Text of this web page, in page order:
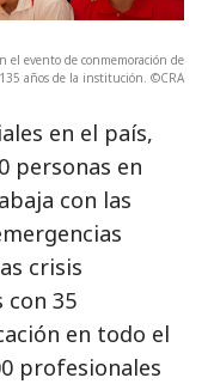
evento de conmemoración de
años de la institución. ©CRA
en el país,
personas en
con las
crisis
con 35
en todo el
profesionales